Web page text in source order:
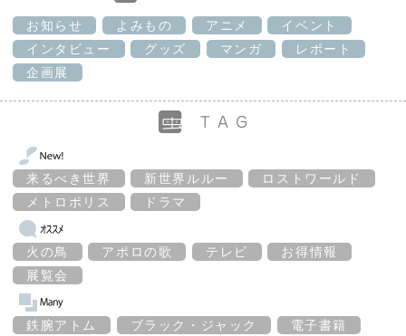
お知らせ よみもの アニメ
イベント
インタビュー
グッズ マンガ
レポート
企画展
来るべき世界 新世界ルルー
ロストワールド
メトロポリス
ドラマ
火の鳥 アポロの歌 テレビ
お得情報
展覧会
鉄腕アトム ブラック・ジャック 電子書籍